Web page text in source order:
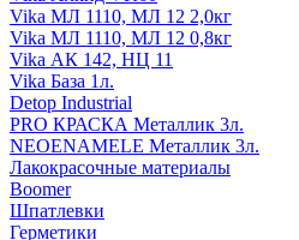
Vika МЛ 1110, МЛ 12 2,0кг
Vika МЛ 1110, МЛ 12 0,8кг
Vika АК 142, НЦ 11
Vika База 1л.
Detop Industrial
PRO КРАСКА Металлик 3л.
NEOENAMELE Металлик 3л.
Лакокрасочные материалы
Boomer
Шпатлевки
Герметики